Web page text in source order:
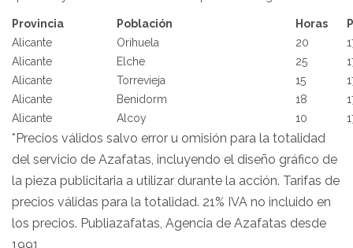
Provincia Población Horas
Alicante
Orihuela 20
Alicante
Elche 25
Alicante
Torrevieja 15
Alicante
Benidorm 18
Alicante
Alcoy 10
*Precios válidos salvo error u omisión para la totalidad
del servicio de Azafatas, incluyendo el diseño gráfico de
la pieza publicitaria a utilizar durante la acción. Tarifas de
precios válidas para la totalidad. 21% IVA no incluido en
los precios. Publiazafatas, Agencia de Azafatas desde
1991